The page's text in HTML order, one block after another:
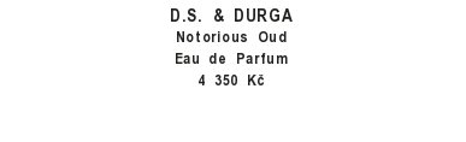
D.S. & DURGA
Notorious Oud
Eau de Parfum
4 350 Kč